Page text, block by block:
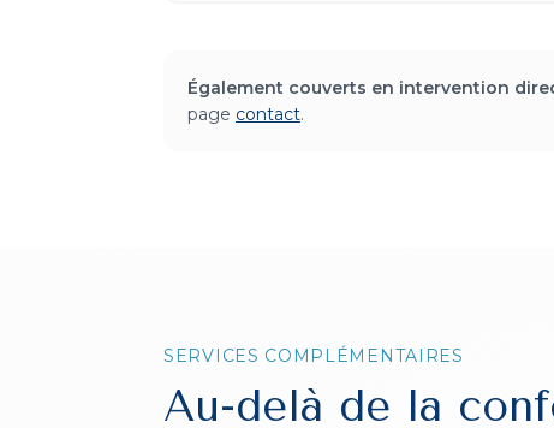
Également couverts en intervention
page contact.
SERVICES COMPLÉMENTAIRES
Au-delà de la